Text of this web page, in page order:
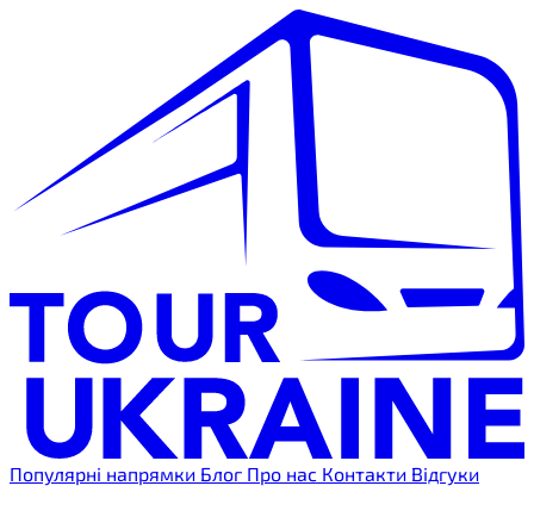
Популярні напрямки Блог Про нас Контакти Відгуки